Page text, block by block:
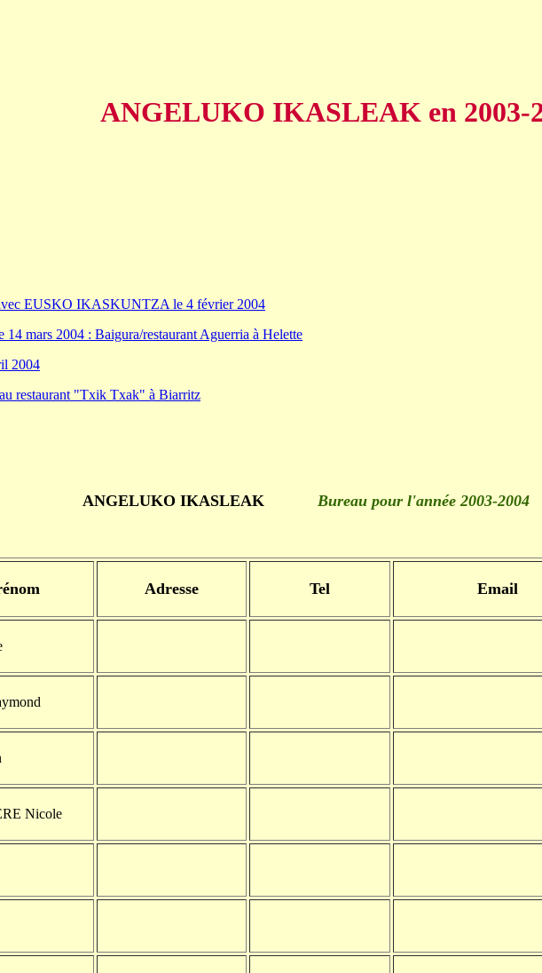
ANGELUKO IKASLEAK en 2003-
EUSKO IKASKUNTZA le 4 février 2004
14 mars 2004 : Baigura/restaurant Aguerria à Helette
2004
restaurant "Txik Txak" à Biarritz
ANGELUKO IKASLEAK Bureau pour l'année 2003-
Adresse Tel Email
Nicole